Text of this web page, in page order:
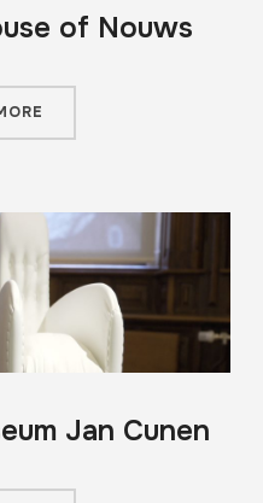
of Nouws
Jan Cunen